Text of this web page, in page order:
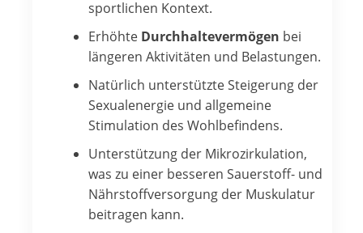
sportlichen Kontext.
Erhöhte Durchhaltevermögen bei
längeren Aktivitäten und Belastungen.
Natürlich unterstützte Steigerung der
Sexualenergie und allgemeine
Stimulation des Wohlbefindens.
Unterstützung der Mikrozirkulation,
was zu einer besseren Sauerstoff- und
Nährstoffversorgung der Muskulatur
beitragen kann.